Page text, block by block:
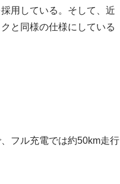
用している。そして、近
と同様の仕様にしている
フル充電では約50km走行